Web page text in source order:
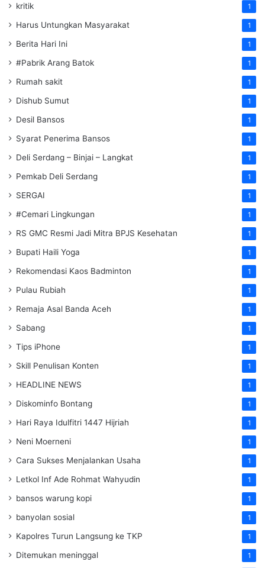
kritik 1
Harus Untungkan Masyarakat 1
Berita Hari Ini 1
#Pabrik Arang Batok 1
Rumah sakit 1
Dishub Sumut 1
Desil Bansos 1
Syarat Penerima Bansos 1
Deli Serdang – Binjai – Langkat 1
Pemkab Deli Serdang 1
SERGAI 1
#Cemari Lingkungan 1
RS GMC Resmi Jadi Mitra BPJS Kesehatan 1
Bupati Haili Yoga 1
Rekomendasi Kaos Badminton 1
Pulau Rubiah 1
Remaja Asal Banda Aceh 1
Sabang 1
Tips iPhone 1
Skill Penulisan Konten 1
HEADLINE NEWS 1
Diskominfo Bontang 1
Hari Raya Idulfitri 1447 Hijriah 1
Neni Moerneni 1
Cara Sukses Menjalankan Usaha 1
Letkol Inf Ade Rohmat Wahyudin 1
bansos warung kopi 1
banyolan sosial 1
Kapolres Turun Langsung ke TKP 1
Ditemukan meninggal 1